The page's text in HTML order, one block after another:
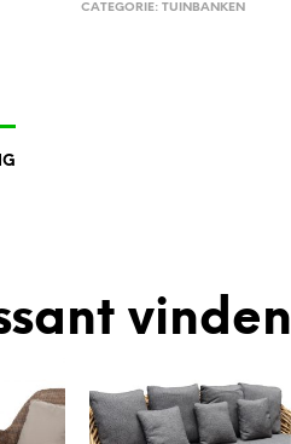
CATEGORIE:TUINBANKEN
vinden